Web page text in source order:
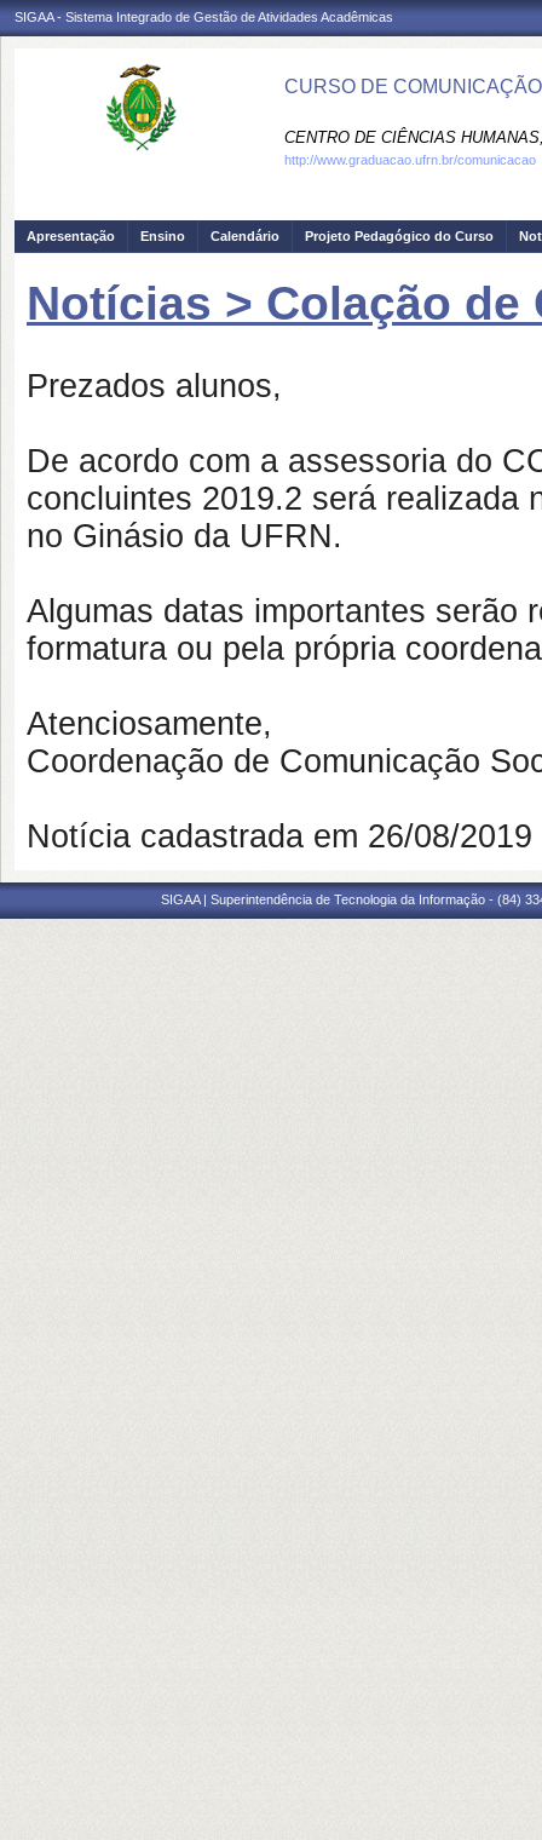
SIGAA - Sistema Integrado de Gestão de Atividades Acadêmicas
CURSO DE
CENTRO DE CIÊNCIAS
http://www.graduacao.ufrn.br/comunicacao
Apresentação Ensino Calendário Projeto Pedagógico do Curso
Notícias > Colação de
Prezados alunos,
De acordo com a assessoria do
concluintes 2019.2 será realizada
no Ginásio da UFRN.
Algumas datas importantes serão
formatura ou pela própria
Atenciosamente,
Coordenação de Comunicação
Notícia cadastrada em 26/08/
SIGAA | Superintendência de Tecnologia da Informação - (84)